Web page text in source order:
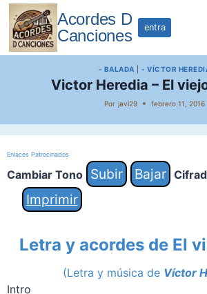
Saltar
contenido
Acordes D
Canciones
entra
- BALADA |- VÍCTOR
Victor Heredia – El
Por javi29 febrero 11, 2016
Enlaces Patrocinados
Cambiar Tono Subir Bajar
Imprimir
Letra y acordes de El
(Letra y música de Víctor
Intro